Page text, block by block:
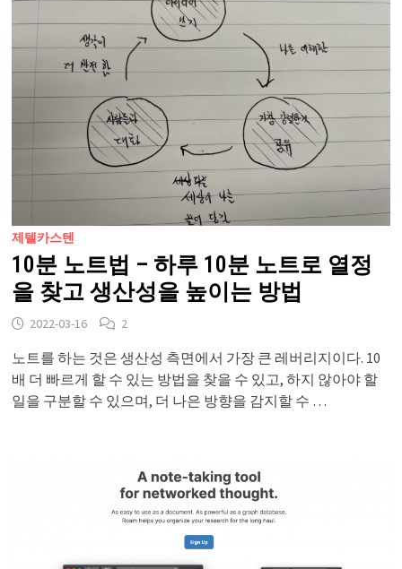
제텔카스텐
10분 노트법 – 하루 10분 노트로 열정
을 찾고 생산성을 높이는 방법
2022-03-16 2
노트를 하는 것은 생산성 측면에서 가장 큰 레버리지이다. 10
배 더 빠르게 할 수 있는 방법을 찾을 수 있고, 하지 않아야 할
일을 구분할 수 있으며, 더 나은 방향을 감지할 수 …